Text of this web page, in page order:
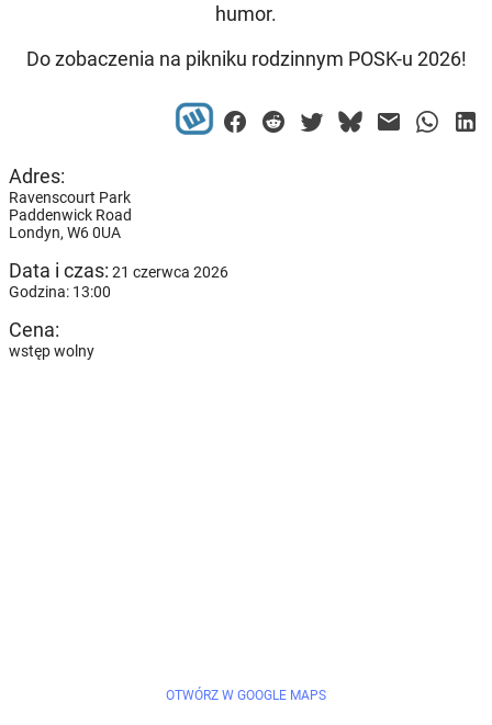
humor.
Do zobaczenia na pikniku rodzinnym POSK-u 2026!
Adres:
Ravenscourt Park
Paddenwick Road
Londyn, W6 0UA
Data i czas: 21 czerwca 2026
Godzina: 13:00
Cena:
wstęp wolny
OTWÓRZ W GOOGLE MAPS